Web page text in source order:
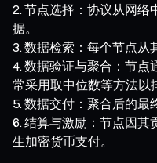
节点选择：协议从网络
据。
数据检索：每个节点从
数据验证与聚合：节点
常采用取中位数等方法以
数据交付：聚合后的最
结算与激励：节点因其
生加密货币支付。